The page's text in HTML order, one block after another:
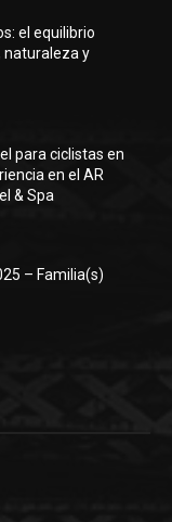
el equilibrio
naturaleza y
para ciclistas en
en el AR
& Spa
– Familia(s)